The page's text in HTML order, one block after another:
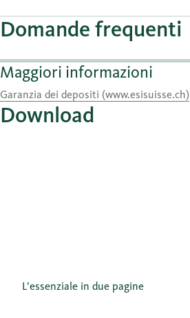
Domande frequenti
Maggiori informazioni
Garanzia dei depositi (www.esisuisse.ch)
Download
L’essenziale in due pagine